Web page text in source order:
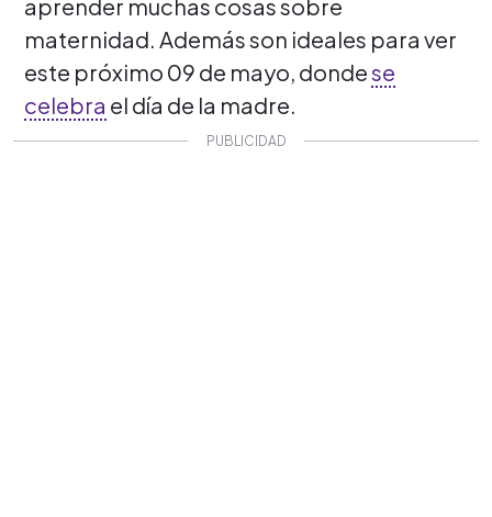
aprender muchas cosas sobre
maternidad. Además son ideales para ver
este próximo 09 de mayo, dondese
celebra el día de la madre.